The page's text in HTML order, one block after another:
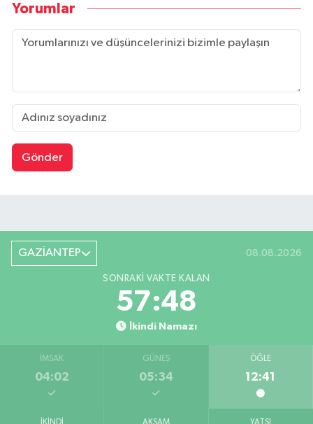
Yorumlar
Gönder
GAZİANTEP 08.08.2026
SONRAKI VAKTE KALAN
57:47
İkindi Namazı
İMSAK
04:02
GÜNEŞ
05:34
ÖĞLE
12:41
İKINDI AKŞAM YATSI